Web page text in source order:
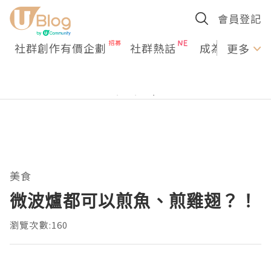
會員登記
社群創作有價企劃 社群熱話 成為U更多
美食
微波爐都可以煎魚、煎雞翅？！
瀏覽次數:160